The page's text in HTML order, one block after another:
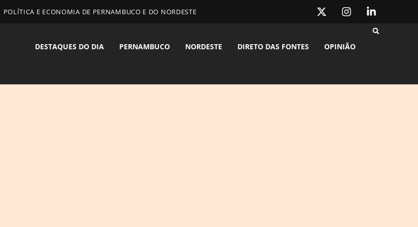
POLÍTICA E ECONOMIA DE PERNAMBUCO E DO NORDESTE
DESTAQUES DO DIA PERNAMBUCO NORDESTE DIRETO DAS FONTES OPINIÃO